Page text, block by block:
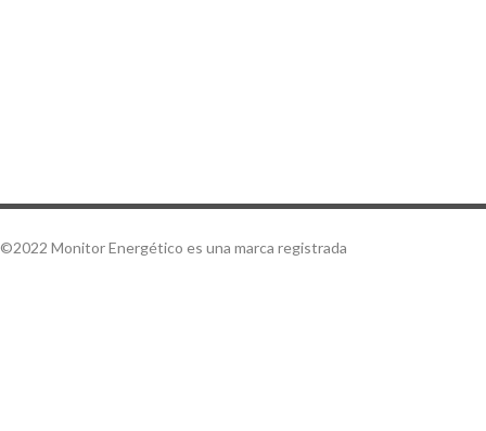
©2022 Monitor Energético es una marca registrada